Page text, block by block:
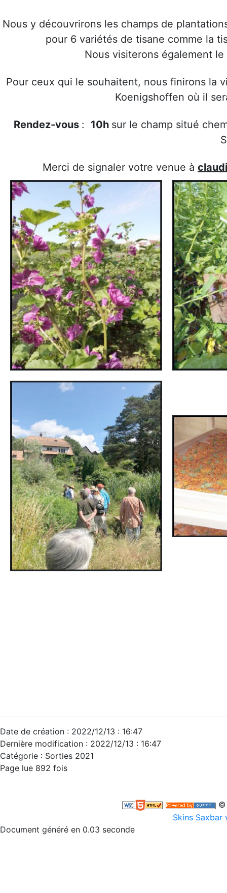
Nous y découvrirons les champs de
pour 6 variétés de tisane comme la
Nous visiterons également
Pour ceux qui le souhaitent, nous finirons la
Koenigshoffen où il
Rendez-vous : 10h sur le champ situé
Merci de signaler votre venue à
Date de création : 2022/12/13 : 16:47
Dernière modification : 2022/12/13 : 16:47
Catégorie : Sorties 2021
Page lue 892 fois
©
Skins Saxbar
Document généré en 0.03 seconde